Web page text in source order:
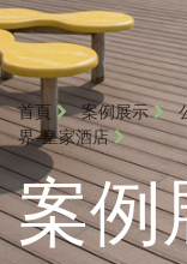
首頁 案例展示
界-皇家酒店
案例